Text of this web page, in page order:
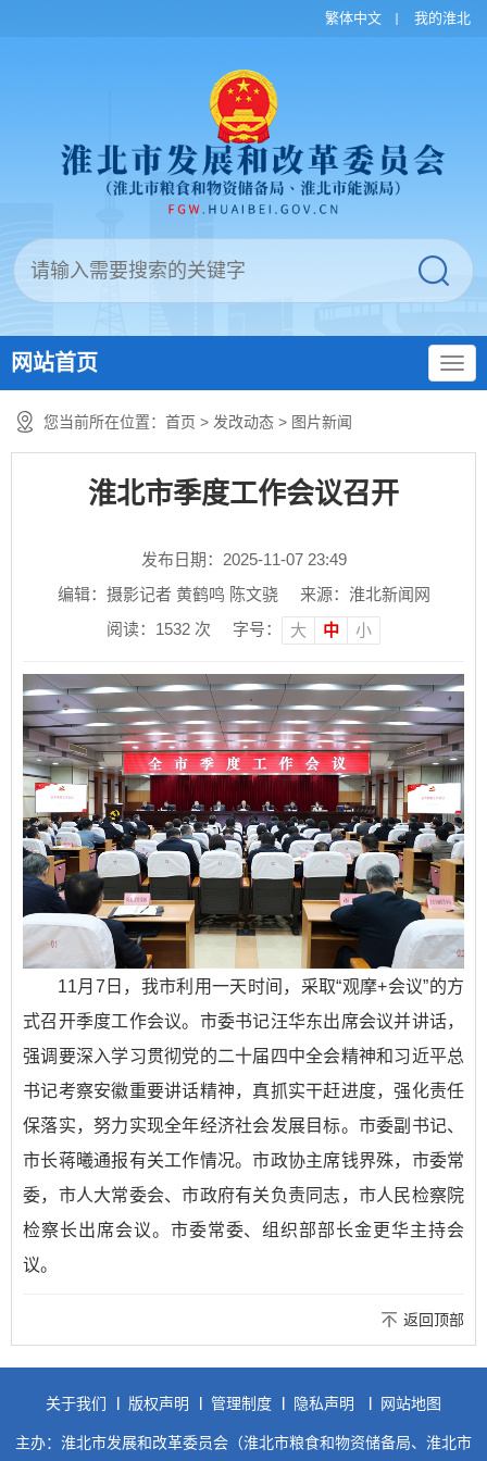
繁体中文 我的淮北
网站首页
您当前所在位置： 首页 > 发改动态 > 图片新闻
淮北市季度工作会议召开
发布日期：2025-11-07 23:49
编辑：摄影记者 黄鹤鸣 陈文骁
来源：淮北新闻网
阅读： 1532 次 字号： 大 中 小
11月7日，我市利用一天时间，采取“观摩+会议”的方
式召开季度工作会议。市委书记汪华东出席会议并讲话，
强调要深入学习贯彻党的二十届四中全会精神和习近平总
书记考察安徽重要讲话精神，真抓实干赶进度，强化责任
保落实，努力实现全年经济社会发展目标。市委副书记、
市长蒋曦通报有关工作情况。市政协主席钱界殊，市委常
委，市人大常委会、市政府有关负责同志，市人民检察院
检察长出席会议。市委常委、组织部部长金更华主持会
议。
返回顶部
关于我们 版权声明 管理制度 隐私声明 网站地图
主办：淮北市发展和改革委员会（淮北市粮食和物资储备局、淮北市